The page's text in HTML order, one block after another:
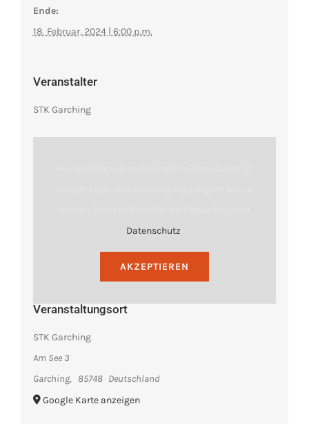
Ende:
18. Februar, 2024 | 6:00 p.m.
Veranstalter
STK Garching
Veranstaltungsort
STK Garching
Am See 3
Garching, 85748 Deutschland
Google Karte anzeigen
Datenschutz
AKZEPTIEREN